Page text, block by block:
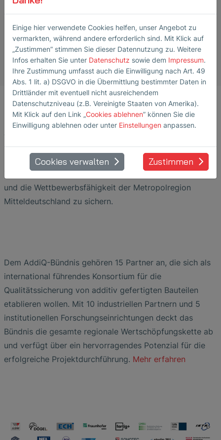
AddiQ strebt den Aufbau eines Kompetenzzentrums für
Qualitätssicherung und Digitalisierung in der Additiven
Fertigung an, um durch Entwicklungsprojekte und
Technologietransfer insbesondere KMU zu unterstützen
und die Wettbewerbsfähigkeit der Metropolregion
Mitteldeutschland zu sichern.
Dem AddiQ-Bündnis gehören 15 Partner an, die sich als
international führendes Konsortium für die
Qualitätssicherung von additiv gefertigten Bauteilen
etablieren wollen. Mit 10 industriellen Partnern und 5
institutionellen Forschungseinrichtungen deckt das
Bündnis die gesamte regionale Wertschöpfungskette ab
und verfügt über ein hervorragendes Potenzial für die
erfolgreiche Projektdurchführung. Mehr erfahren
Einige hier verwendete Cookies helfen, unser Angebot zu
vermarkten, während andere erforderlich sind. Mit Klick auf
„Zustimmen” stimmen Sie dieser Datennutzung zu. Weitere
Infos erhalten Sie unter Datenschutz sowie dem Impressum.
Ihre Zustimmung umfasst auch die Einwilligung nach Art. 49
Abs. 1 lit. a) DSGVO in die Übermittlung bestimmter Daten in
Drittländer mit eventuell nicht ausreichendem
Datenschutzniveau (z.B. Vereinigte Staaten von Amerika).
Mit Klick auf den Link „Cookies ablehnen” können Sie die
Einwilligung ablehnen oder unter Einstellungen anpassen.
Cookies verwalten Zustimmen